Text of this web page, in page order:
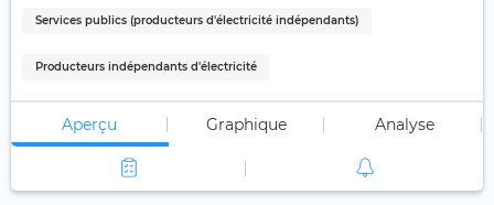
Services publics (producteurs d'électricité indépendants)
Producteurs indépendants d'électricité
Aperçu Graphique Analyse